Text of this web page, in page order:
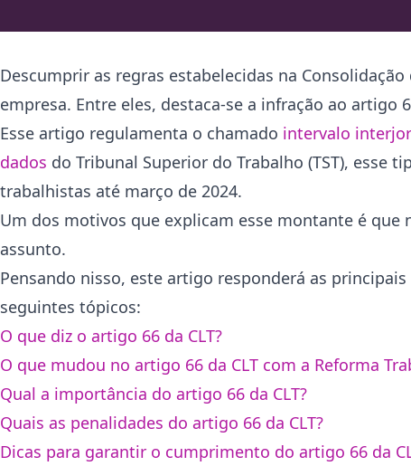
Descumprir as regras estabelecidas na Consolidação
empresa. Entre eles, destaca-se a infração ao artigo
Esse artigo regulamenta o chamado intervalo
dados do Tribunal Superior do Trabalho (TST), esse
trabalhistas até março de 2024.
Um dos motivos que explicam esse montante é
assunto.
Pensando nisso, este artigo responderá as
seguintes tópicos:
O que diz o artigo 66 da CLT?
O que mudou no artigo 66 da CLT com a Reforma
Qual a importância do artigo 66 da CLT?
Quais as penalidades do artigo 66 da CLT?
Dicas para garantir o cumprimento do artigo 66 da